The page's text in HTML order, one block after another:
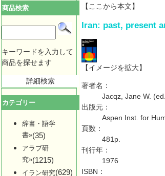
商品検索
キーワードを入力して
商品を探せます
詳細検索
カテゴリー
辞書・語学
書»(35)
アラブ研
究»(1215)
イラン研究(629)
【ここから本文】
Iran: past, present
【イメージを拡大】
著者名：
Jacqz, Jane W.
出版元：
Aspen Inst. for
頁数：
481p.
刊行年：
1976
ISBN：